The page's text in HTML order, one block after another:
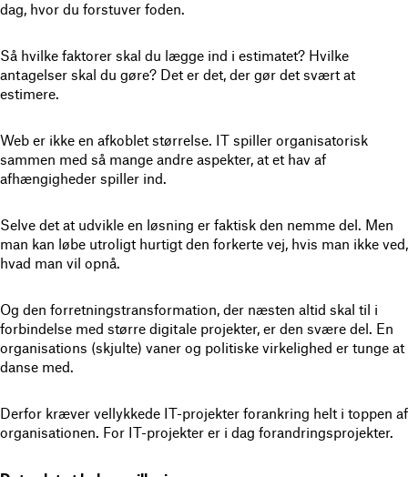
dag, hvor du forstuver foden.
Så hvilke faktorer skal du lægge ind i estimatet? Hvilke
antagelser skal du gøre? Det er det, der gør det svært at
estimere.
Web er ikke en afkoblet størrelse. IT spiller organisatorisk
sammen med så mange andre aspekter, at et hav af
afhængigheder spiller ind.
Selve det at udvikle en løsning er faktisk den nemme del. Men
man kan løbe utroligt hurtigt den forkerte vej, hvis man ikke ved,
hvad man vil opnå.
Og den forretningstransformation, der næsten altid skal til i
forbindelse med større digitale projekter, er den svære del. En
organisations (skjulte) vaner og politiske virkelighed er tunge at
danse med.
Derfor kræver vellykkede IT-projekter forankring helt i toppen af
organisationen. For IT-projekter er i dag forandringsprojekter.